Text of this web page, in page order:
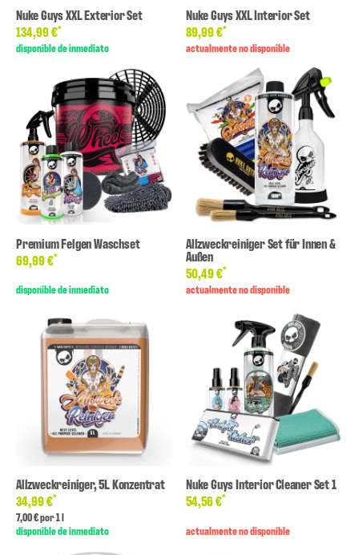
Nuke Guys XXL Exterior Set
134,99 €*
disponible de inmediato
Nuke Guys XXL Interior Set
89,99 €*
actualmente no disponible
Premium Felgen Waschset
69,99 €*
disponible de inmediato
Allzweckreiniger Set für Innen &
Außen
50,49 €*
actualmente no disponible
Allzweckreiniger, 5L Konzentrat
34,99 €*
7,00 € por 1 l
disponible de inmediato
Nuke Guys Interior Cleaner Set 1
54,56 €*
actualmente no disponible